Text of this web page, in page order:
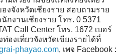
งจังหวัดเชียงราย สอบถามราย
กงานเชียงราย โทร. 0 5371
Call Center โทร. 1672 เบอร์
องเที่ยวจังหวัดเขียงรายได้ที่
phayao.com, เพจ Facebook :